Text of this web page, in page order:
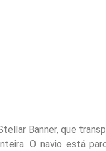
Banner, que
O navio está